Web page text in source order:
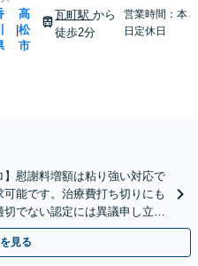
高
松
市
瓦町駅から
徒歩2分
営業時間：本
日定休日
】慰謝料増額は粘り強い対応で
能です。治療費打ち切りにも
でない認定には異議申し立て
見る